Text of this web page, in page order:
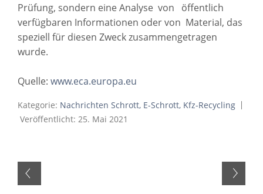
Prüfung, sondern eine Analyse von öffentlich
verfügbaren Informationen oder von Material, das
speziell für diesen Zweck zusammengetragen
wurde.
Quelle: www.eca.europa.eu
Kategorie: Nachrichten Schrott, E-Schrott, Kfz-Recycling
Veröffentlicht: 25. Mai 2021